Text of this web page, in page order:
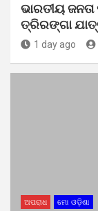
ଭାରତୀୟ
ତ୍ରିରଙ୍ଗା
1 day ago
ଅପରାଧ ମୋ ଓଡ଼ିଶା